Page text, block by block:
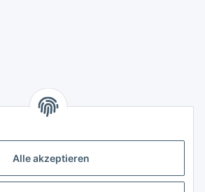
Alle akzeptieren